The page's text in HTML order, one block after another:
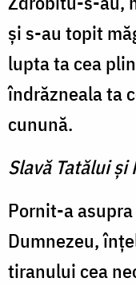
şi s-au topit
lupta ta cea
îndrăzneala ta
cunună.
Slavă Tatălui
Pornit-a
Dumnezeu,
tiranului cea